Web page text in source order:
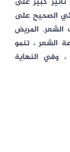
الصحيح على
المريض
الشعر ، تنمو
وفي النهاية